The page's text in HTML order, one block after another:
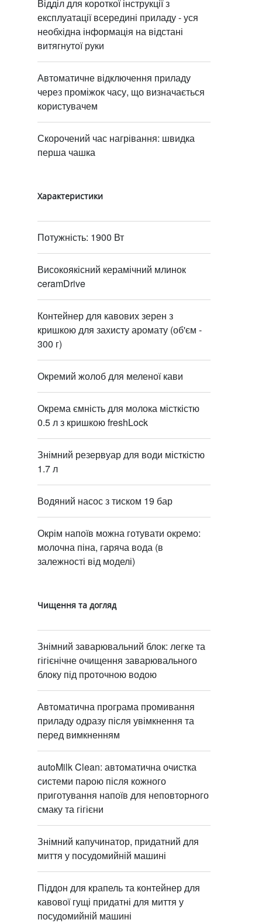
Відділ для короткої інструкції з
експлуатації всередині приладу - уся
необхідна інформація на відстані
витягнутої руки
Автоматичне відключення приладу
через проміжок часу, що визначається
користувачем
Скорочений час нагрівання: швидка
перша чашка
Характеристики
Потужність: 1900 Вт
Високоякісний керамічний млинок
ceramDrive
Контейнер для кавових зерен з
кришкою для захисту аромату (об'єм -
300 г)
Окремий жолоб для меленої кави
Окрема ємність для молока місткістю
0.5 л з кришкою freshLock
Знімний резервуар для води місткістю
1.7 л
Водяний насос з тиском 19 бар
Окрім напоїв можна готувати окремо:
молочна піна, гаряча вода (в
залежності від моделі)
Чищення та догляд
Знімний заварювальний блок: легке та
гігієнічне очищення заварювального
блоку під проточною водою
Автоматична програма промивання
приладу одразу після увімкнення та
перед вимкненням
autoMilk Clean: автоматична очистка
системи парою після кожного
приготування напоїв для неповторного
смаку та гігієни
Знімний капучинатор, придатний для
миття у посудомийній машині
Піддон для крапель та контейнер для
кавової гущі придатні для миття у
посудомийній машині